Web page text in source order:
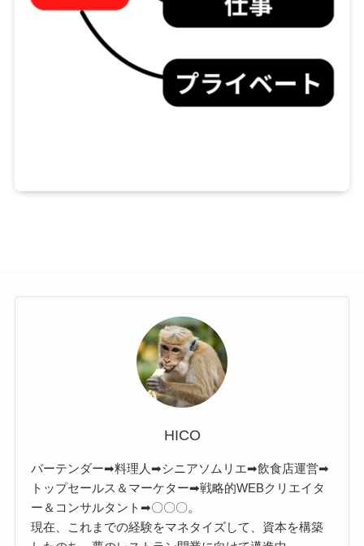
HICO
バーテンダー➡料理人➡シニアソムリエ➡飲食店運営➡
トップセールス＆マーケター➡戦略的WEBクリエイタ
ー＆コンサルタント➡〇〇〇。
現在、これまでの経験をマネタイズして、資本を構築